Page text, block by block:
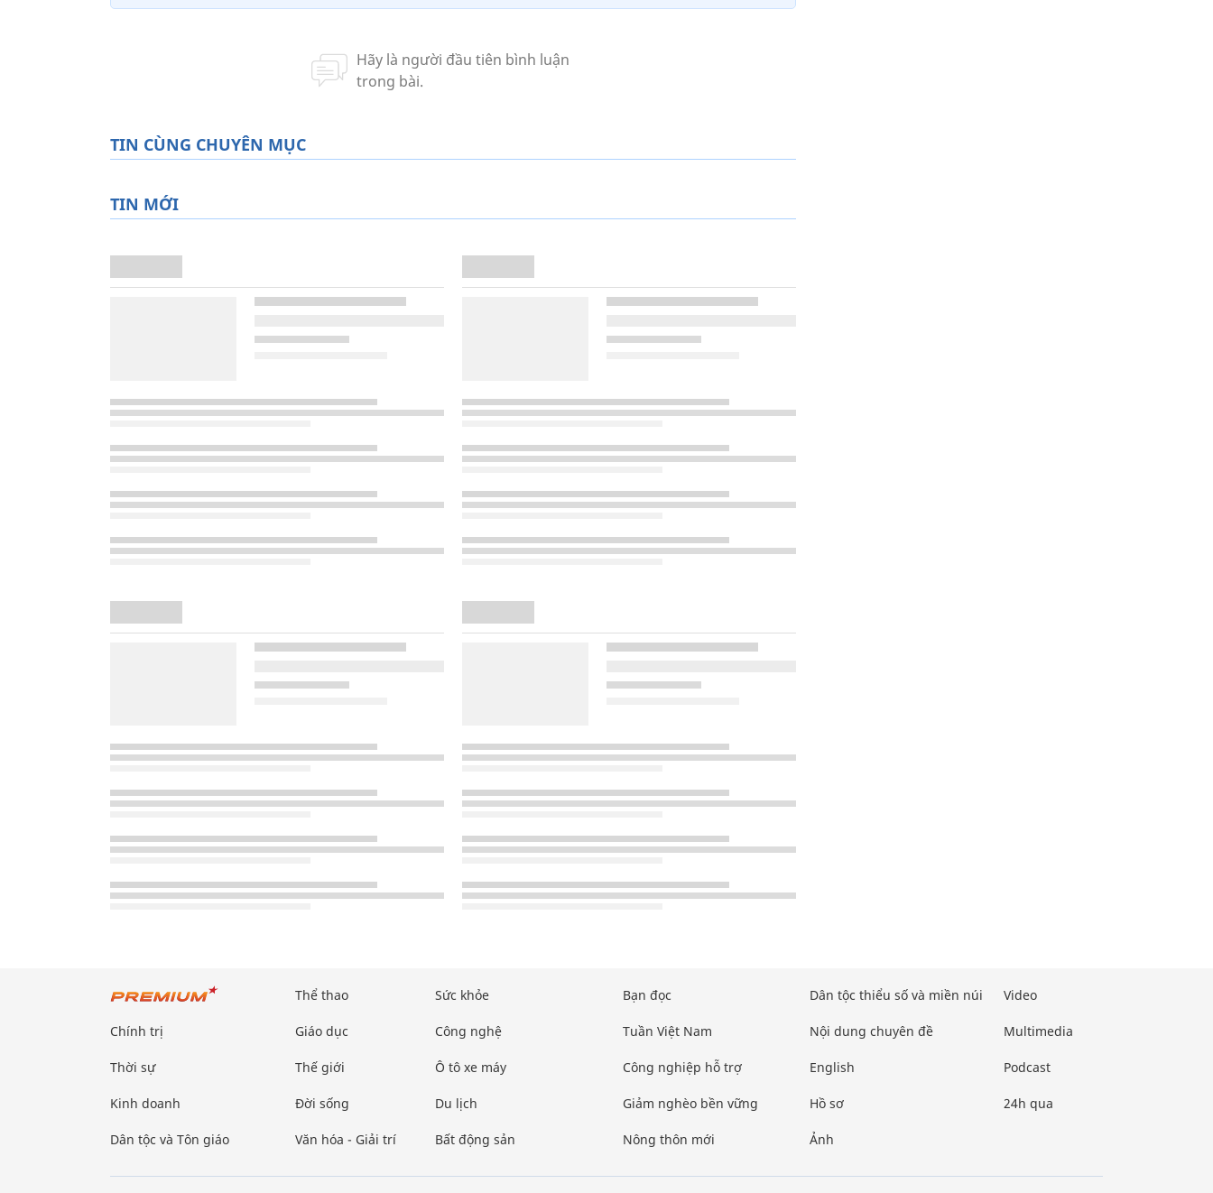
TIN CÙNG CHUYÊN MỤC
TIN MỚI
Chính trị
Thời sự
Kinh doanh
Dân tộc và Tôn giáo
Thể thao
Giáo dục
Thế giới
Đời sống
Văn hóa - Giải trí
Sức khỏe
Công nghệ
Ô tô xe máy
Du lịch
Bất động sản
Bạn đọc
Tuần Việt Nam
Công nghiệp hỗ trợ
Giảm nghèo bền vững
Nông thôn mới
Dân tộc thiểu số và miền núi
Nội dung chuyên đề
English
Hồ sơ
Ảnh
Video
Multimedia
Podcast
24h qua